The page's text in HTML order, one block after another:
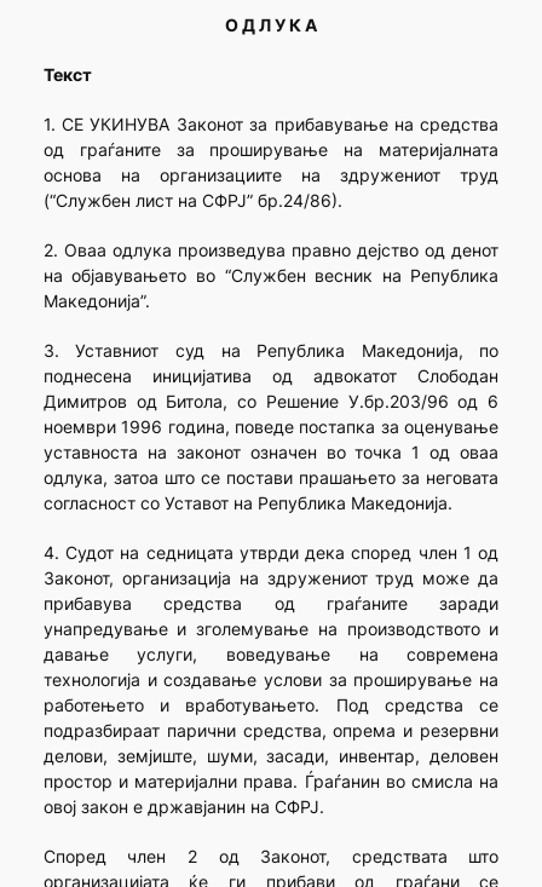
О Д Л У К А
Текст
1. СЕ УКИНУВА Законот за прибавување на средства
од граѓаните за проширување на материјалната
основа на организациите на здружениот труд
(“Службен лист на СФРЈ” бр.24/86).
2. Оваа одлука произведува правно дејство од денот
на објавувањето во “Службен весник на Република
Македонија”.
3. Уставниот суд на Република Македонија, по
поднесена иницијатива од адвокатот Слободан
Димитров од Битола, со Решение У.бр.203/96 од 6
ноември 1996 година, поведе постапка за оценување
уставноста на законот означен во точка 1 од оваа
одлука, затоа што се постави прашањето за неговата
согласност со Уставот на Република Македонија.
4. Судот на седницата утврди дека според член 1 од
Законот, организација на здружениот труд може да
прибавува средства од граѓаните заради
унапредување и зголемување на производството и
давање услуги, воведување на современа
технологија и создавање услови за проширување на
работењето и вработувањето. Под средства се
подразбираат парични средства, опрема и резервни
делови, земјиште, шуми, засади, инвентар, деловен
простор и материјални права. Ѓраѓанин во смисла на
овој закон е државјанин на СФРЈ.
Според член 2 од Законот, средствата што
организацијата ќе ги прибави од граѓани се